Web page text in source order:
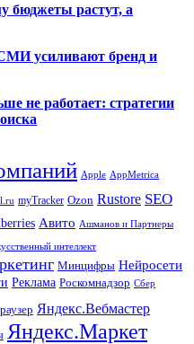
бюджеты растут, а
усиливают бренд и
не работает: стратегии
Apple AppMetrica
myTracker Ozon Rustore SEO
Авито Ашманов и Партнеры
интеллект
Минцифры Нейросети
Реклама Роскомнадзор Сбер
Яндекс.Вебмастер
Яндекс.Маркет